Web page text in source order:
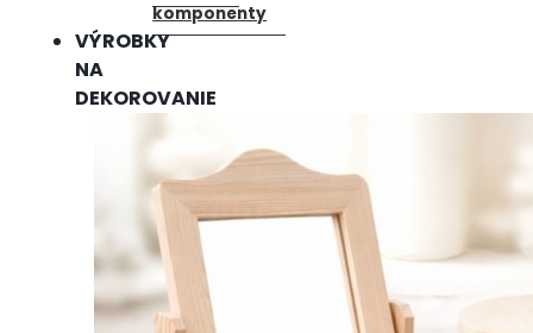
komponenty
VÝROBKY
NA
DEKOROVANIE